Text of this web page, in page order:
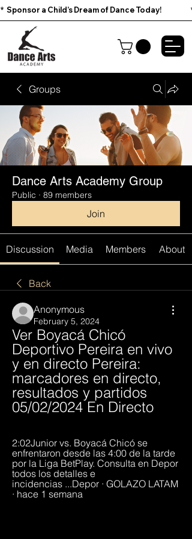
*  Sponsor a Child’s Dream of Dance Today!
Groups
Dance Arts Academy Group
Public · 89 members
Join
Discussion Media Members About
Back
Anonymous
February 5, 2024
Ver Boyacá Chicó
Deportivo Pereira en vivo
y en directo Pereira:
marcadores en directo,
resultados y partidos
05/02/2024 En Directo
2:02Junior vs. Boyacá Chicó se
enfrentaron desde las 4:00 de la tarde
por la Liga BetPlay. Consulta en Depor
todos los detalles e
incidencias ...Depor · GOLAZO LATAM
· hace 1 semana